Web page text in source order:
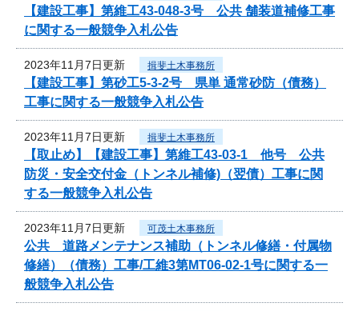
【建設工事】第維工43-048-3号 公共 舗装道補修工事
に関する一般競争入札公告
2023年11月7日更新 揖斐土木事務所
【建設工事】第砂工5-3-2号 県単 通常砂防（債務）
工事に関する一般競争入札公告
2023年11月7日更新 揖斐土木事務所
【取止め】【建設工事】第維工43-03-1 他号 公共
防災・安全交付金（トンネル補修)（翌債）工事に関
する一般競争入札公告
2023年11月7日更新 可茂土木事務所
公共 道路メンテナンス補助（トンネル修繕・付属物
修繕）（債務）工事/工維3第MT06-02-1号に関する一
般競争入札公告